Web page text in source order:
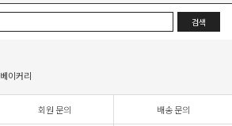
검색
베이커리
회원 문의 배송 문의